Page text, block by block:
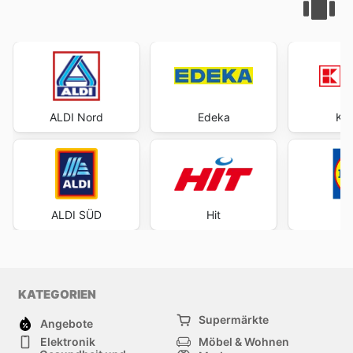
ALDI Nord
ALDI SÜD
Edeka
Hit
KATEGORIEN
Angebote
Supermärkte
Elektronik
Möbel & Wohnen